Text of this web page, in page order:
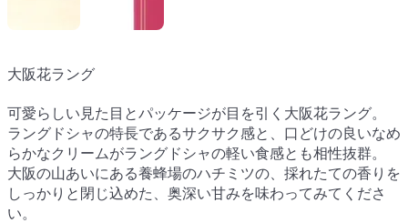
大阪花ラング
可愛らしい見た目とパッケージが目を引く大阪花ラング。
ラングドシャの特長であるサクサク感と、口どけの良いなめ
らかなクリームがラングドシャの軽い食感とも相性抜群。
大阪の山あいにある養蜂場のハチミツの、採れたての香りを
しっかりと閉じ込めた、奥深い甘みを味わってみてくださ
い。
大阪花ラング
可愛らしい見た目とパッケージが目を引く大阪花ラング。
ラングドシャの特長であるサクサク感と、口どけの良いなめ
らかなクリームがラングドシャの軽い食感とも相性抜群。
大阪の山あいにある養蜂場のハチミツの、採れたての香りを
しっかりと閉じ込めた、奥深い甘みを味わってみてくださ
い。